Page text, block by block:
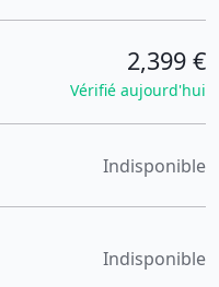
2,399 €
Vérifié aujourd'hui
Indisponible
Indisponible